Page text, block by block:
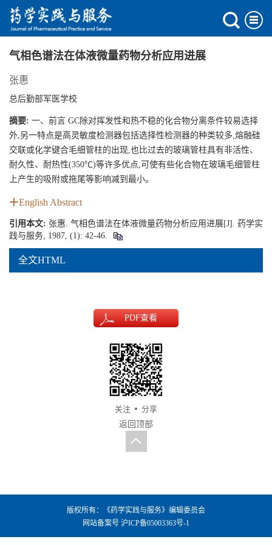
气相色谱法在体液微量药物分析应用进展
张惠
总后勤部军医学校
摘要: 一、前言 GC除对挥发性和热不稳的化合物分离条件较易选择
外,另一特点是高灵敏度检测器包括选择性检测器的种类较多,熔融硅
交联或化学键合毛细管柱的出现,也比过去的玻璃管柱具有非活性、
耐久性、耐热性(350℃)等许多优点,可使有些化合物在玻璃毛细管柱
上产生的吸附或拖尾等影响减到最小。
English Abstract
引用本文: 张惠. 气相色谱法在体液微量药物分析应用进展[J]. 药学实
践与服务, 1987, (1): 42-46.
全文HTML
PDF查看
关注
分享
返回顶部
版权所有：《药学实践与服务》编辑委员会
网站备案号 沪ICP备05003363号-1